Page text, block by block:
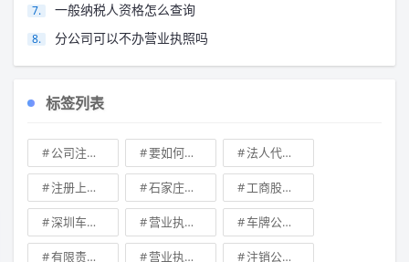
一般纳税人资格怎么查询
分公司可以不办营业执照吗
标签列表
公司注册地址可不可以改 要如何注册成立家族公司 法人代表变更\
注册上海公司 石家庄典当行转让 工商股权转让
深圳车牌可以转让吗？ 营业执照也能卖钱么 车牌公司转让，北京带车牌公司转让\
有限责任公司的出资份额能继承吗 营业执照有效期是多久 注销公司收费\